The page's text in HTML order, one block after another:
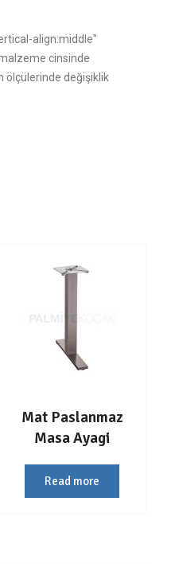
align:middle"
cinsinde
ölçülerinde değişiklik
Mat Paslanmaz
Masa Ayagi
Read more